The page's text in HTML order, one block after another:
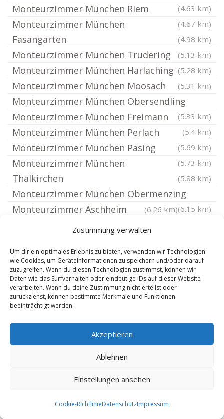
Zustimmung verwalten
Um dir ein optimales Erlebnis zu bieten, verwenden wir Technologien
wie Cookies, um Geräteinformationen zu speichern und/oder darauf
zuzugreifen. Wenn du diesen Technologien zustimmst, können wir
Daten wie das Surfverhalten oder eindeutige IDs auf dieser Website
verarbeiten. Wenn du deine Zustimmung nicht erteilst oder
zurückziehst, können bestimmte Merkmale und Funktionen
beeinträchtigt werden.
Akzeptieren
Ablehnen
Einstellungen ansehen
Cookie-RichtlinieDatenschutzImpressum
(4.63 km)
Monteurzimmer München Riem
(4.67 km)
Monteurzimmer München
Fasangarten
(4.98 km)
Monteurzimmer München Trudering (5.13 km)
Monteurzimmer München Harlaching (5.28 km)
Monteurzimmer München Moosach (5.31 km)
Monteurzimmer München Obersendling
(5.33 km)
Monteurzimmer München Freimann
(5.4 km)
Monteurzimmer München Perlach
(5.69 km)
Monteurzimmer München Pasing
(5.73 km)
Monteurzimmer München
Thalkirchen
(5.88 km)
Monteurzimmer München Obermenzing
(6.15 km)
Monteurzimmer Aschheim (6.26 km)
Monteurzimmer München Allach
(6.39 km)
Monteurzimmer Neubiberg (6.52 km)
Monteurzimmer München Untermenzing
Monteurzimmer München Hadern
Monteurzimmer München Forstenried
Monteurzimmer München Aubing (6.91 km)
Monteurzimmer Feldkirchen Kreis München
Monteurzimmer München Hasenbergl
Monteurzimmer Gräfelfing (7.05 km)